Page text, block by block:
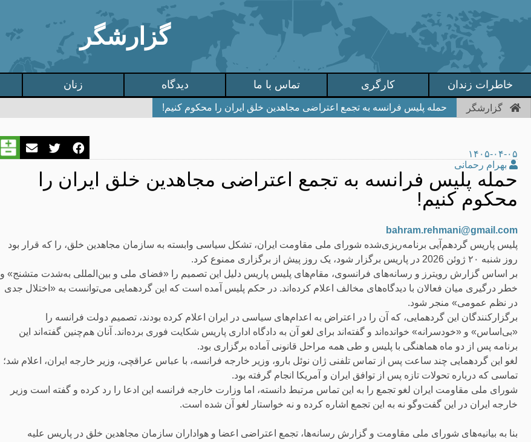
گزارشگر
خاطرات زندان کارگری تماس با ما دیدگاه زنان
گزارشگر حمله پلیس فرانسه به تجمع اعتراضی مجاهدین خلق ایران را محکوم کنیم!
۱۴۰۵-۰۴-۰۵
بهرام رحمانی
حمله پلیس فرانسه به تجمع اعتراضی مجاهدین خلق ایران را
محکوم کنیم!
bahram.rehmani@gmail.com
پلیس پاریس گردهم‌آیی برنامه‌ریزی‌شده شورای ملی مقاومت ایران، تشکل سیاسی وابسته به سازمان مجاهدین خلق، را که قرار بود
روز شنبه ۲۰ ژوئن 2026 در پاریس برگزار شود، یک روز پیش از برگزاری ممنوع کرد.
بر اساس گزارش رویترز و رسانه‌های فرانسوی، مقام‌های پلیس پاریس دلیل این تصمیم را «فضای ملی و بین‌المللی به‌شدت متشنج» و
خطر درگیری میان فعالان با دیدگاه‌های مخالف اعلام کرده‌اند. در حکم پلیس آمده است که این گردهمایی می‌توانست به «اختلال جدی
در نظم عمومی» منجر شود.
برگزارکنندگان این گردهمایی، که آن را در اعتراض به اعدام‌های سیاسی در ایران اعلام کرده بودند، تصمیم دولت فرانسه را
«بی‌اساس» و «خودسرانه» خوانده‌اند و گفته‌اند برای لغو آن به دادگاه اداری پاریس شکایت فوری برده‌اند. آنان هم‌چنین گفته‌اند این
برنامه پس از دو ماه هماهنگی با پلیس و طی همه مراحل قانونی آماده برگزاری بود.
لغو این گردهمایی چند ساعت پس از تماس تلفنی ژان نوئل بارو، وزیر خارجه فرانسه، با عباس عراقچی، وزیر خارجه ایران، اعلام شد؛
تماسی که درباره تحولات تازه پس از توافق ایران و آمریکا انجام گرفته بود.
شورای ملی مقاومت ایران لغو تجمع را به این تماس مرتبط دانسته، اما وزارت خارجه فرانسه این ادعا را رد کرده و گفته است وزیر
خارجه ایران در این گفت‌وگو نه به این تجمع اشاره کرده و نه خواستار لغو آن شده است.
بنا به بیانیه‌های شورای ملی مقاومت و گزارش‌ رسانه‌ها، تجمع اعتراضی اعضا و هواداران سازمان مجاهدین خلق در پاریس علیه